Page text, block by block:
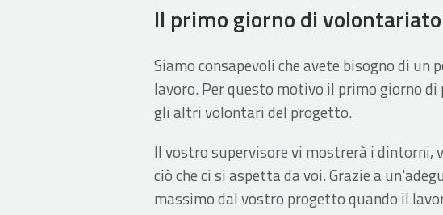
Il primo giorno di
Siamo consapevoli che avete bisogno di
lavoro. Per questo motivo il primo giorno di
gli altri volontari del progetto.
Il vostro supervisore vi mostrerà i dintorni,
ciò che ci si aspetta da voi. Grazie a
massimo dal vostro progetto quando il